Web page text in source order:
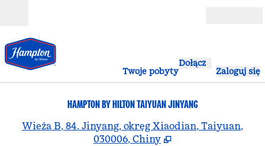
Twoje pobyty
Dołącz
Zaloguj się
HAMPTON BY HILTON TAIYUAN JINYANG
Wieża B, 84. Jinyang, okręg Xiaodian, Taiyuan,
030006, Chiny